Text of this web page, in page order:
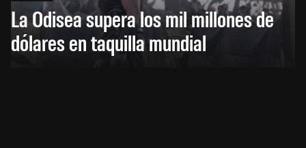
La Odisea supera los mil millones de
dólares en taquilla mundial